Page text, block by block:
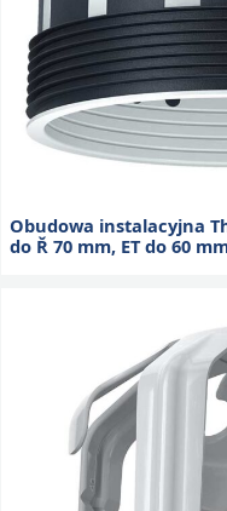
Obudowa instalacyjna
do Ř 70 mm, ET do 60